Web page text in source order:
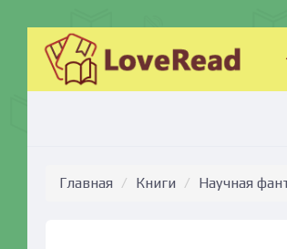
Главная Книги Научная